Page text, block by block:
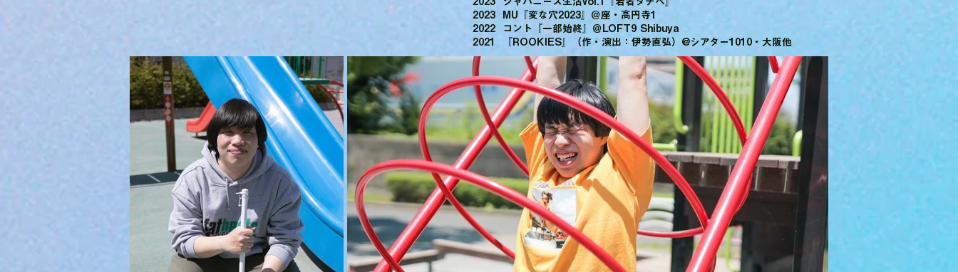
2023 MU『変な穴2023』＠座・高円寺1
2022 コント『一部始終』＠LOFT9 Shibuya
2021 『ROOKIES』（作・演出：伊勢直弘）@シアター1010・大阪他